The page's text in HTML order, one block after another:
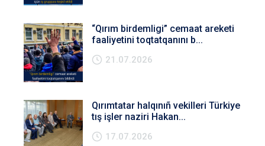
“Qırım birdemligi” cemaat areketi
faaliyetini toqtatqanını b...
21.07.2026
Qırımtatar halqınıñ vekilleri Türkiye
tış işler naziri Hakan...
17.07.2026